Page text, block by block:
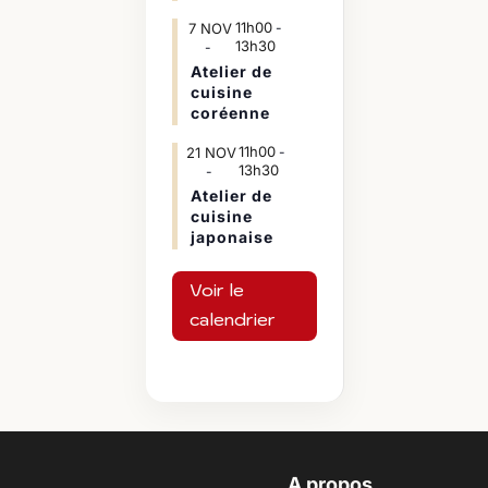
7 NOV11h00-
13h30
Atelier de
cuisine
coréenne
21 NOV11h00-
13h30
Atelier de
cuisine
japonaise
Voir le
calendrier